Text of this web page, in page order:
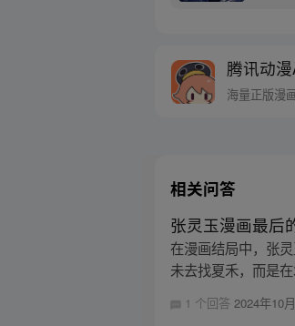
腾讯动
海量正版漫
相关问答
张灵玉漫画最后
在漫画结局中，张
未去找夏禾，而是
1 个回答2024年10